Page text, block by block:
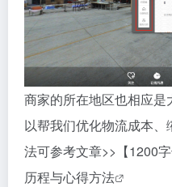
商家的所在地区也相应
以帮我们优化物流成本
法可参考文章>> 【1200
历程与心得方法